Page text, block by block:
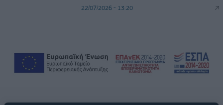
22/07/2026 - 13:20